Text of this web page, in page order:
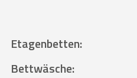
Etagenbetten:
Bettwäsche: